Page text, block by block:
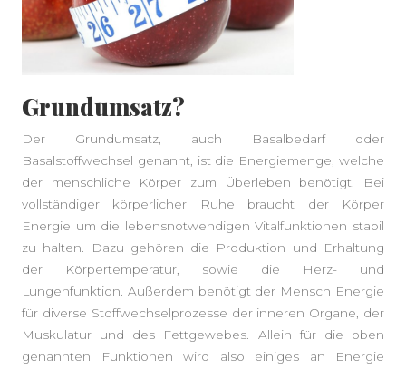
Grundumsatz?
Der Grundumsatz, auch Basalbedarf oder
Basalstoffwechsel genannt, ist die Energiemenge, welche
der menschliche Körper zum Überleben benötigt. Bei
vollständiger körperlicher Ruhe braucht der Körper
Energie um die lebensnotwendigen Vitalfunktionen stabil
zu halten. Dazu gehören die Produktion und Erhaltung
der Körpertemperatur, sowie die Herz- und
Lungenfunktion. Außerdem benötigt der Mensch Energie
für diverse Stoffwechselprozesse der inneren Organe, der
Muskulatur und des Fettgewebes. Allein für die oben
genannten Funktionen wird also einiges an Energie